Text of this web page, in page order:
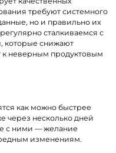
требуют системного
но и правильно их
сталкиваемся с
которые снижают
к неверным продуктовым
как можно быстрее
через несколько дней
с ними — желание
изменениям.